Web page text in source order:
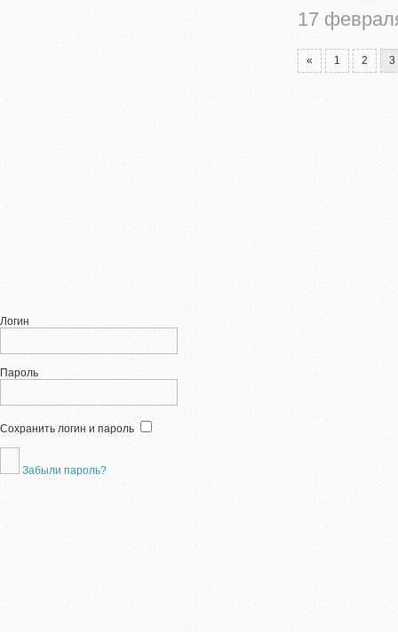
17
« 1 2 3
Логин
Пароль
Сохранить логин и пароль
Забыли пароль?